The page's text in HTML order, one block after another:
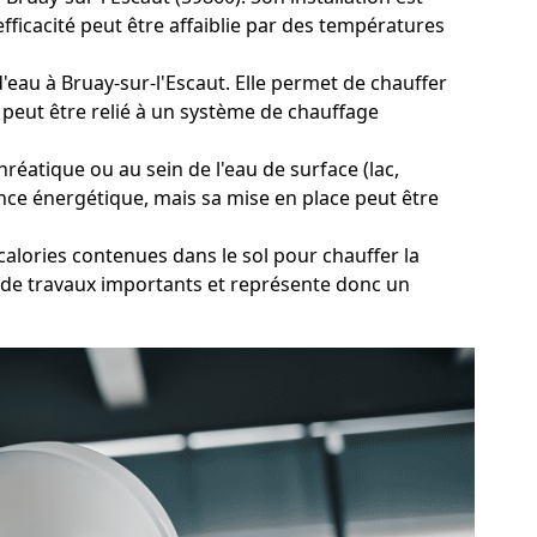
peut être affaiblie par des températures
à Bruay-sur-l'Escaut. Elle permet de chauffer
être relié à un système de chauffage
ou au sein de l'eau de surface (lac,
énergétique, mais sa mise en place peut être
contenues dans le sol pour chauffer la
travaux importants et représente donc un